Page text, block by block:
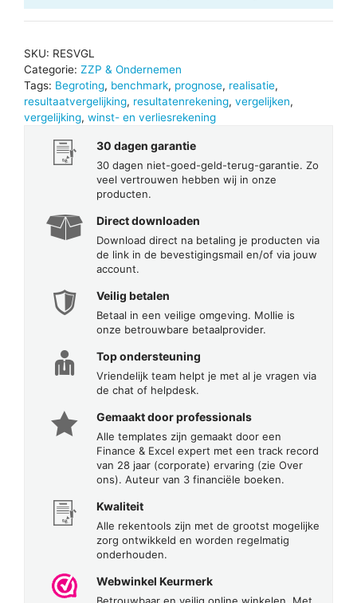
SKU: RESVGL
Categorie: ZZP & Ondernemen
Tags: Begroting, benchmark, prognose, realisatie,
resultaatvergelijking, resultatenrekening, vergelijken,
vergelijking, winst- en verliesrekening
30 dagen garantie
30 dagen niet-goed-geld-terug-garantie. Zo
veel vertrouwen hebben wij in onze
producten.
Direct downloaden
Download direct na betaling je producten via
de link in de bevestigingsmail en/of via jouw
account.
Veilig betalen
Betaal in een veilige omgeving. Mollie is
onze betrouwbare betaalprovider.
Top ondersteuning
Vriendelijk team helpt je met al je vragen via
de chat of helpdesk.
Gemaakt door professionals
Alle templates zijn gemaakt door een
Finance & Excel expert met een track record
van 28 jaar (corporate) ervaring (zie Over
ons). Auteur van 3 financiële boeken.
Kwaliteit
Alle rekentools zijn met de grootst mogelijke
zorg ontwikkeld en worden regelmatig
onderhouden.
Webwinkel Keurmerk